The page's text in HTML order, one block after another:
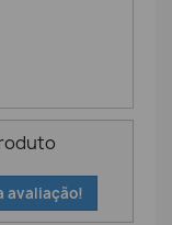
avaliação!